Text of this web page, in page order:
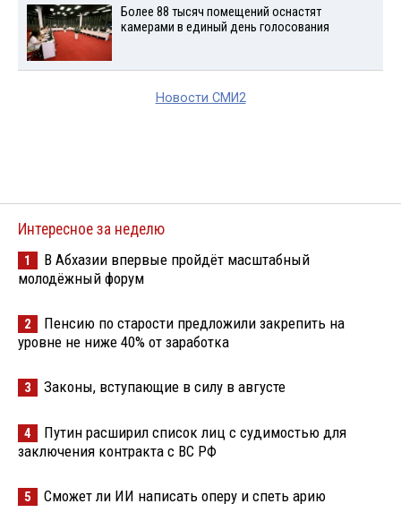
Более 88 тысяч помещений оснастят
камерами в единый день голосования
Новости СМИ2
Интересное за неделю
1
В Абхазии впервые пройдёт масштабный
молодёжный форум
2
Пенсию по старости предложили закрепить на
уровне не ниже 40% от заработка
3 Законы, вступающие в силу в августе
4
Путин расширил список лиц с судимостью для
заключения контракта с ВС РФ
5 Сможет ли ИИ написать оперу и спеть арию